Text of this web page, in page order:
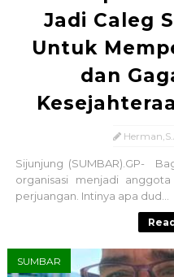
Jadi Caleg
Untuk
dan
Sijunjung (SUMBAR).GP-
organisasi menjadi
perjuangan. Intinya apa dud...
SUMBAR